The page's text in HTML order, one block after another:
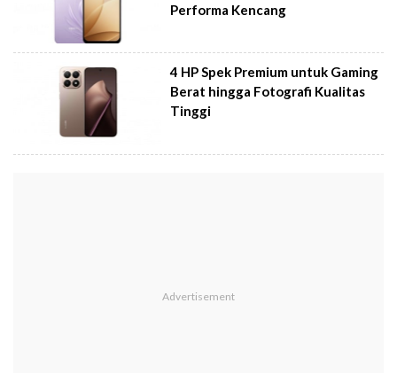
Performa Kencang
4 HP Spek Premium untuk Gaming
Berat hingga Fotografi Kualitas
Tinggi